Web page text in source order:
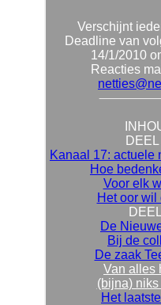
Verschijnt
Deadline van
14/1/2010
Reacties
DEEL
Kanaal 17: actuele
Hoe
Voor elk
Het oor wil
De
Bij de
De zaak
Van alles
(bijna)
Het